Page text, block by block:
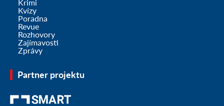
Krimi
Kvízy
Poradna
Revue
Rozhovory
Zajímavosti
Zprávy
Partner projektu